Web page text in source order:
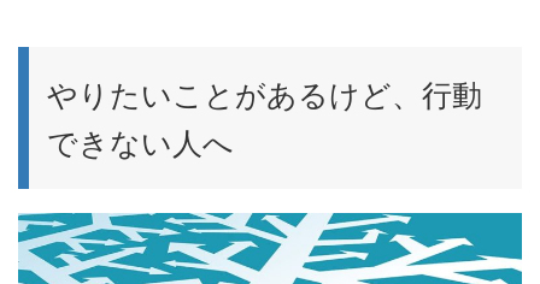
やりたいことがあるけど、行動
できない人へ